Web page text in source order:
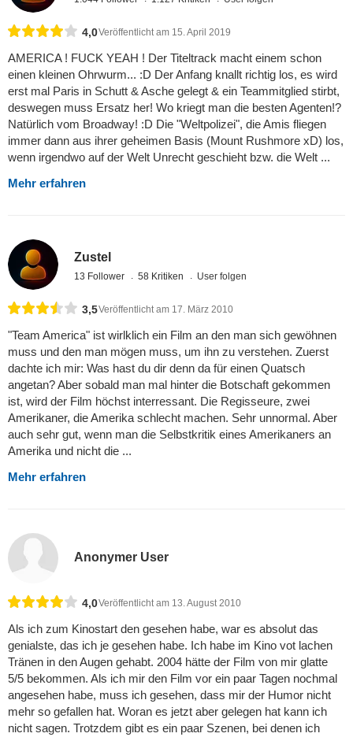
4,0Veröffentlicht am 15. April 2019
AMERICA ! FUCK YEAH ! Der Titeltrack macht einem schon
einen kleinen Ohrwurm... :D Der Anfang knallt richtig los, es wird
erst mal Paris in Schutt & Asche gelegt & ein Teammitglied stirbt,
deswegen muss Ersatz her! Wo kriegt man die besten Agenten!?
Natürlich vom Broadway! :D Die "Weltpolizei", die Amis fliegen
immer dann aus ihrer geheimen Basis (Mount Rushmore xD) los,
wenn irgendwo auf der Welt Unrecht geschieht bzw. die Welt ...
Mehr erfahren
Zustel
13 Follower 58 Kritiken User folgen
3,5Veröffentlicht am 17. März 2010
"Team America" ist wirlklich ein Film an den man sich gewöhnen
muss und den man mögen muss, um ihn zu verstehen. Zuerst
dachte ich mir: Was hast du dir denn da für einen Quatsch
angetan? Aber sobald man mal hinter die Botschaft gekommen
ist, wird der Film höchst interressant. Die Regisseure, zwei
Amerikaner, die Amerika schlecht machen. Sehr unnormal. Aber
auch sehr gut, wenn man die Selbstkritik eines Amerikaners an
Amerika und nicht die ...
Mehr erfahren
Anonymer User
4,0Veröffentlicht am 13. August 2010
Als ich zum Kinostart den gesehen habe, war es absolut das
genialste, das ich je gesehen habe. Ich habe im Kino vot lachen
Tränen in den Augen gehabt. 2004 hätte der Film von mir glatte
5/5 bekommen. Als ich mir den Film vor ein paar Tagen nochmal
angesehen habe, muss ich gesehen, dass mir der Humor nicht
mehr so gefallen hat. Woran es jetzt aber gelegen hat kann ich
nicht sagen. Trotzdem gibt es ein paar Szenen, bei denen ich